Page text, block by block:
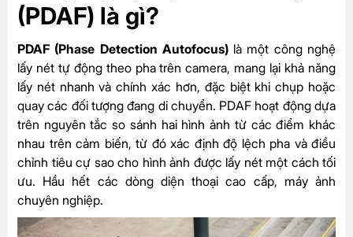
(PDAF) là gì?
PDAF (Phase Detection Autofocus)là một công nghệ
lấy nét tự động theo pha trên camera, mang lại khả năng
lấy nét nhanh và chính xác hơn, đặc biệt khi chụp hoặc
quay các đối tượng đang di chuyển. PDAF hoạt động dựa
trên nguyên tắc so sánh hai hình ảnh từ các điểm khác
nhau trên cảm biến, từ đó xác định độ lệch pha và điều
chỉnh tiêu cự sao cho hình ảnh được lấy nét một cách tối
ưu. Hầu hết các dòng diện thoại cao cấp, máy ảnh
chuyên nghiệp.